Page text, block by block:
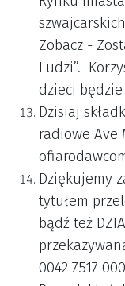
Zobacz -
Ludzi”.
dzieci będzie
Dzisiaj
radiowe Ave
Dziękujemy
tytułem
bądź też
0042 7517